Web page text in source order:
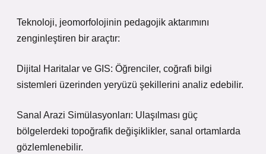
Teknoloji, jeomorfolojinin pedagojik aktarımını
zenginleştiren bir araçtır:
Dijital Haritalar ve GIS: Öğrenciler, coğrafi bilgi
sistemleri üzerinden yeryüzü şekillerini analiz edebilir.
Sanal Arazi Simülasyonları: Ulaşılması güç
bölgelerdeki topoğrafik değişiklikler, sanal ortamlarda
gözlemlenebilir.